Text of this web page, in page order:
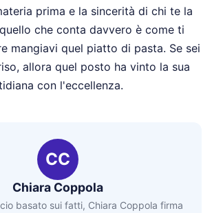
prima e la sincerità di chi te la
che conta davvero è come ti
mangiavi quel piatto di pasta. Se sei
allora quel posto ha vinto la sua
con l'eccellenza.
CC
Chiara Coppola
basato sui fatti, Chiara Coppola firma